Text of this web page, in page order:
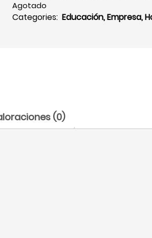
Agotado
Categories: Educación,Empresa,
(0)